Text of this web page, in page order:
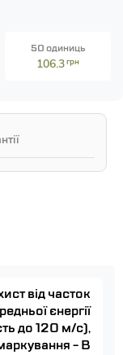
50 одиниць
106.3грн
від часток
єнергії
до 120 м/с),
- В